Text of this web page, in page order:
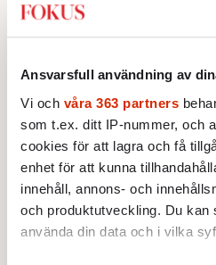
Ansvarsfull användning av
Vi och våra 363 partners
som t.ex. ditt IP-nummer, och
cookies för att lagra och få
enhet för att kunna
innehåll, annons- och
och produktutveckling. Du
använda din data och i vilka
– Jag lärde mig att gå
gick i fjällen och jag
när man gör någonting.
mål man egentligen
1997 fick hon tjänsten
på Moderna Museet i
hon en metod för att
konstnärskap.